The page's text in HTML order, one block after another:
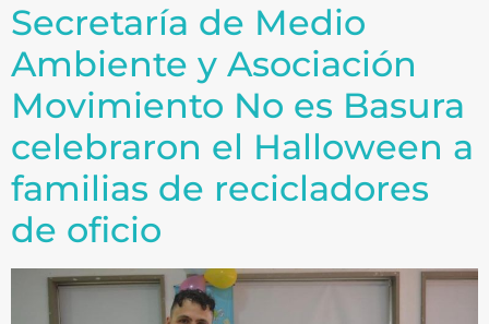
Secretaría de Medio
Ambiente y Asociación
Movimiento No es Basura
celebraron el Halloween a
familias de recicladores
de oficio